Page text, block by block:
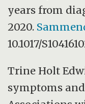
years from
2020.
10.1017/
Trine Holt
symptoms